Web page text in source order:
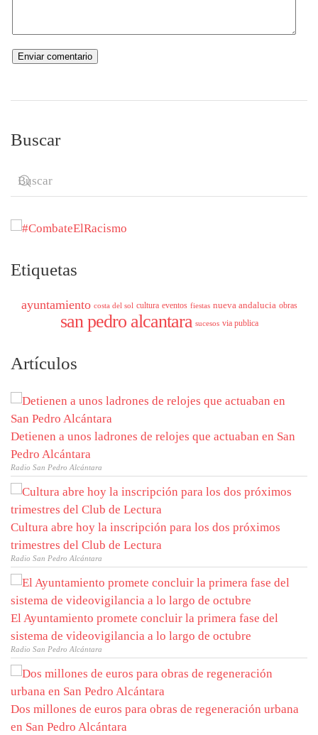
Buscar
Etiquetas
ayuntamiento costa del sol cultura eventos fiestas nueva andalucia obras
san pedro alcantara sucesos via publica
Artículos
Detienen a unos ladrones de relojes que actuaban en San
Pedro Alcántara
Radio San Pedro Alcántara
Cultura abre hoy la inscripción para los dos próximos
trimestres del Club de Lectura
Radio San Pedro Alcántara
El Ayuntamiento promete concluir la primera fase del
sistema de videovigilancia a lo largo de octubre
Radio San Pedro Alcántara
Dos millones de euros para obras de regeneración urbana
en San Pedro Alcántara